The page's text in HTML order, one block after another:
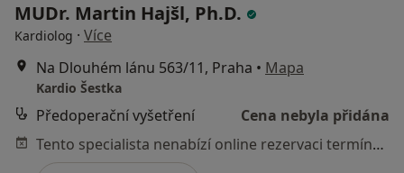
MUDr. Martin Hajšl, Ph.D.
Kardiolog · Více
Na Dlouhém lánu 563/11, Praha • Mapa
Kardio Šestka
Předoperační vyšetření
Cena nebyla přidána
Tento specialista nenabízí online rezervaci termínu na této adrese.